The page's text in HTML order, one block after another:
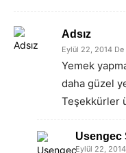
Adsız
Eylül 22, 2014
Yemek
daha güzel
Teşekkürler
Usengec
Eylül 22,